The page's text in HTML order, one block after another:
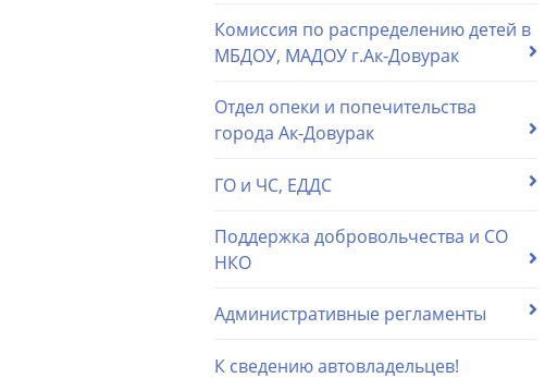
Комиссия по распределению детей в
МБДОУ, МАДОУ г.Ак-Довурак
Отдел опеки и попечительства
города Ак-Довурак
ГО и ЧС, ЕДДС
Поддержка добровольчества и СО
НКО
Административные регламенты
К сведению автовладельцев!